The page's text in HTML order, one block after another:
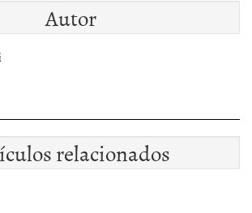
Autor
relacionados